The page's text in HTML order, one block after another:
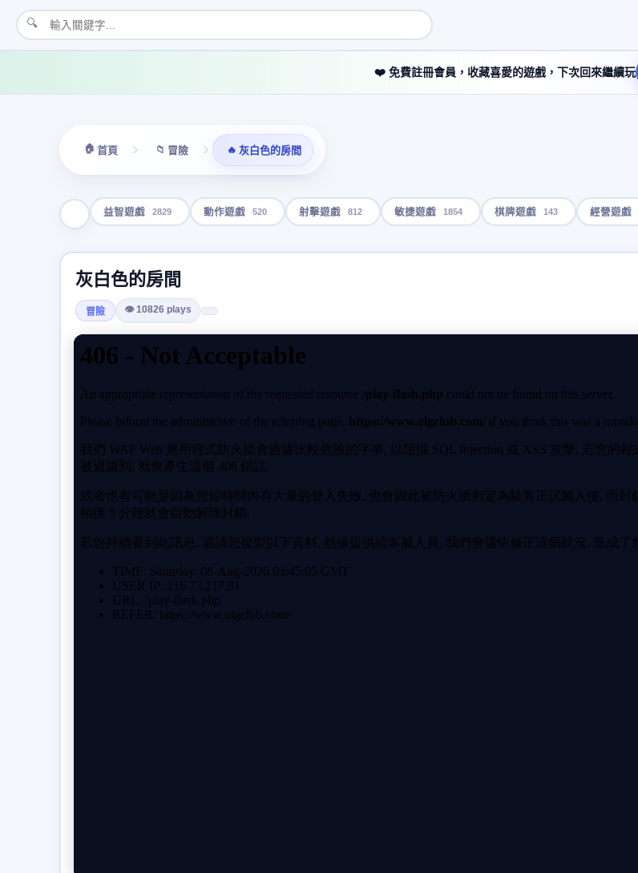
🔍
❤️ 免費註冊會員，收藏喜愛的遊戲，下次回來繼續玩
🏠 首頁 📁 冒險 🔥 灰白色的房間
益智遊戲 2829 動作遊戲 520 射擊遊戲 812 敏捷遊戲 1854 棋牌遊戲 143 經營遊戲
灰白色的房間
冒險 👁 10826 plays